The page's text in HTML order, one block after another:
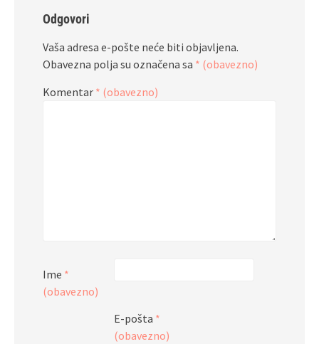
Odgovori
Vaša adresa e-pošte neće biti objavljena.
Obavezna polja su označena sa * (obavezno)
Komentar * (obavezno)
Ime *
(obavezno)
E-pošta *
(obavezno)